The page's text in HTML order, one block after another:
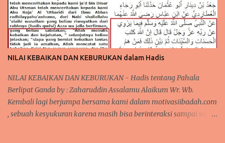
NILAI KEBAIKAN DAN KEBURUKAN dalam Hadis
NILAI KEBAIKAN DAN KEBURUKAN - Hadis tentang Pahala
Berlipat Ganda by : Zaharuddin Assalamu Alaikum Wr. Wb.
Kembali lagi berjumpa bersama kami dalam motivasiibadah.com
, sebuah kesyukuran karena masih bisa berinteraksi sampai saat